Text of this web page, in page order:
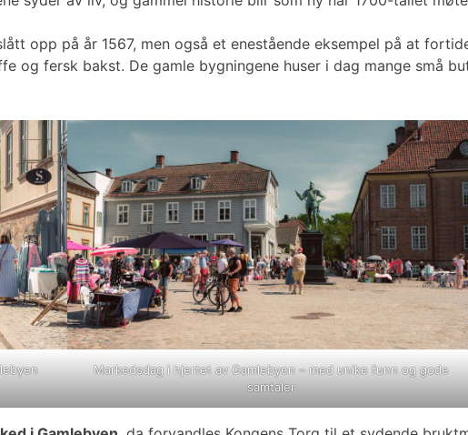
opp på år 1567, men også et enestående eksempel på at
og fersk bakst. De gamle bygningene huser i dag mange små
Markedsdag i hjertet av Gamlebyen – med unike funn og gode
samtaler